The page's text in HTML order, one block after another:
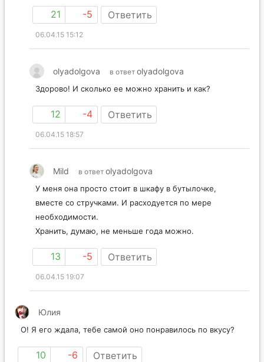
21 -5 Ответить
06.04.15 15:12
olyadolgova в ответ olyadolgova
Здорово! И сколько ее можно хранить и как?
12 -4 Ответить
06.04.15 18:57
Mild в ответ olyadolgova
У меня она просто стоит в шкафу в бутылочке,
вместе со стручками. И расходуется по мере
необходимости.
Хранить, думаю, не меньше года можно.
13 -5 Ответить
06.04.15 19:07
Юлия
О! Я его ждала, тебе самой оно понравилось по вкусу?
10 -6 Ответить